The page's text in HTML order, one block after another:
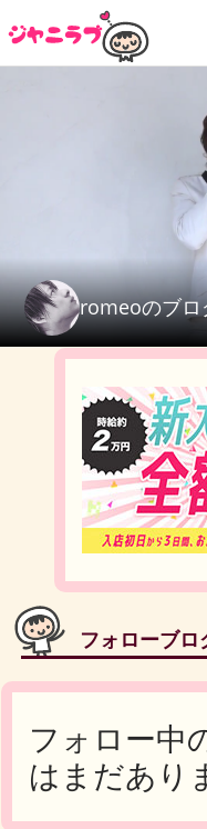
romeoのブロ
フォローブロ
フォロー中
はまだあり